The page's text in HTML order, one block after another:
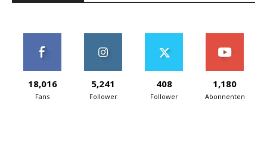
18,016
Fans
5,241
Follower
408
Follower
1,180
Abonnenten